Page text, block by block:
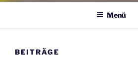
Menü
BEITRÄGE